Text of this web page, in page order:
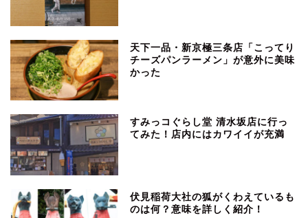
天下一品・新京極三条店「こってり
チーズパンラーメン」が意外に美味
かった
すみっコぐらし堂 清水坂店に行っ
てみた！店内にはカワイイが充満
伏見稲荷大社の狐がくわえているも
のは何？意味を詳しく紹介！